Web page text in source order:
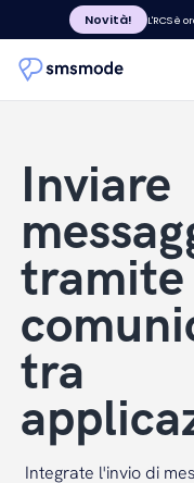
Novità! L'RCS è
Inviare
tramite
tra
Integrate l'invio di